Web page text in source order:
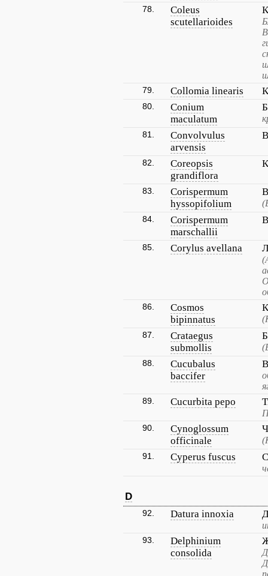
78.
Coleus
scutellarioides
79. Collomia linearis
80.
Conium
maculatum
81.
Convolvulus
arvensis
82.
Coreopsis
grandiflora
83.
Corispermum
hyssopifolium
84.
Corispermum
marschallii
85. Corylus avellana
86.
Cosmos
bipinnatus
87.
Crataegus
submollis
88.
Cucubalus
baccifer
89. Cucurbita pepo
90.
Cynoglossum
officinale
91. Cyperus fuscus
D
92. Datura innoxia
93.
Delphinium
consolida